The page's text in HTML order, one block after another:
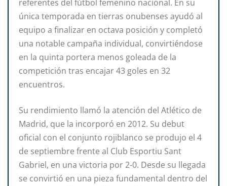
referentes del fútbol femenino nacional. En su
única temporada en tierras onubenses ayudó al
equipo a finalizar en octava posición y completó
una notable campaña individual, convirtiéndose
en la quinta portera menos goleada de la
competición tras encajar 43 goles en 32
encuentros.
Su rendimiento llamó la atención del Atlético de
Madrid, que la incorporó en 2012. Su debut
oficial con el conjunto rojiblanco se produjo el 4
de septiembre frente al Club Esportiu Sant
Gabriel, en una victoria por 2-0. Desde su llegada
se convirtió en una pieza fundamental dentro del